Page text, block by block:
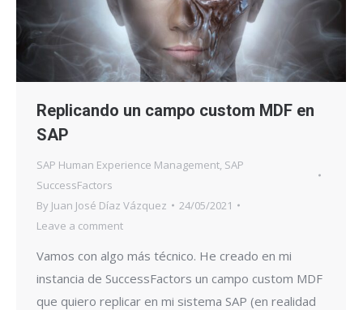
Replicando un campo custom MDF en
SAP
SAP Human Experience Management, SAP
SuccessFactors
By Juan José Díaz Vázquez
24/05/2021
Leave a comment
Vamos con algo más técnico. He creado en mi
instancia de SuccessFactors un campo custom MDF
que quiero replicar en mi sistema SAP (en realidad